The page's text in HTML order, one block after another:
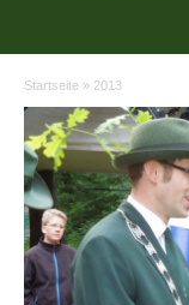
Sie sind hier
Startseite » 2013